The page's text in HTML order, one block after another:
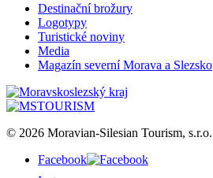
Destinační brožury
Logotypy
Turistické noviny
Media
Magazín severní Morava a Slezsko
© 2026 Moravian-Silesian Tourism, s.r.o.
Facebook